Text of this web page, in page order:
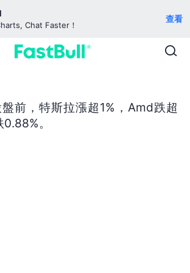
Chat Faster！
查看
盤前，特斯拉漲超1%，Amd跌超
。